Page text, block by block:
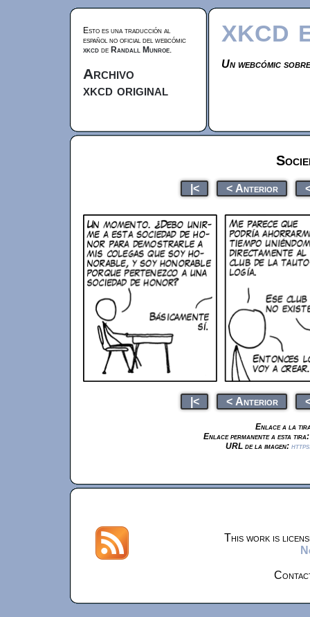
Esto es una traducción al
español no oficial del webcómic
xkcd de Randall Munroe.
Archivo
xkcd original
xkcd
Un webcómic
|< < Anterior
|< < Anterior
Enlace a la
Enlace permanente a esta
URL de la imagen:
This work is